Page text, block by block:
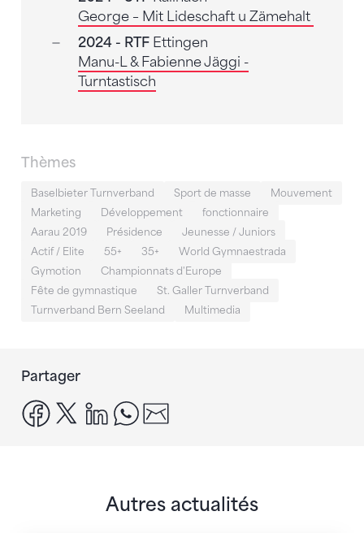
George – Mit Lideschaft u Zämehalt
2024 - RTF Ettingen
Manu-L & Fabienne Jäggi -
Turntastisch
Thèmes
Baselbieter Turnverband Sport de masse
Mouvement
Marketing
Développement
fonctionnaire
Aarau 2019
Présidence
Jeunesse / Juniors
Actif / Elite
55+ 35+
World Gymnaestrada
Gymotion
Championnats d'Europe
Fête de gymnastique
St. Galler Turnverband
Turnverband Bern Seeland
Multimedia
Partager
facebook
x linkedinwhatsapp
Autres actualités